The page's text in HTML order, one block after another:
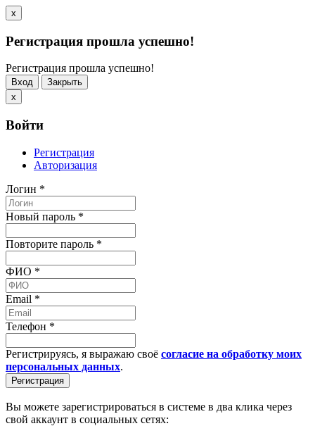
x
Регистрация прошла успешно!
Регистрация прошла успешно!
Вход
Закрыть
x
Войти
Регистрация
Авторизация
Логин *
Новый пароль *
Повторите пароль *
ФИО *
Email *
Телефон *
Регистрируясь, я выражаю своё согласие на обработку моих
персональных данных.
Вы можете зарегистрироваться в системе в два клика через
свой аккаунт в социальных сетях: